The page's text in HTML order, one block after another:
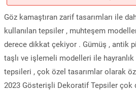
Göz kamaştıran zarif tasarımları ile
kullanılan tepsiler , muhteşem
derece dikkat çekiyor . Gümüş , antik
taşlı ve işlemeli modelleri ile hayranlık
tepsileri , çok özel tasarımlar olarak
2023 Gösterişli Dekoratif Tepsiler çok